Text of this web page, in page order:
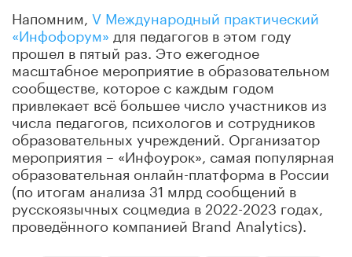
Напомним, V Международный практический
«Инфофорум» для педагогов в этом году
прошел в пятый раз. Это ежегодное
масштабное мероприятие в образовательном
сообществе, которое с каждым годом
привлекает всё большее число участников из
числа педагогов, психологов и сотрудников
образовательных учреждений. Организатор
мероприятия – «Инфоурок», самая популярная
образовательная онлайн-платформа в России
(по итогам анализа 31 млрд сообщений в
русскоязычных соцмедиа в 2022-2023 годах,
проведённого компанией Brand Analytics).